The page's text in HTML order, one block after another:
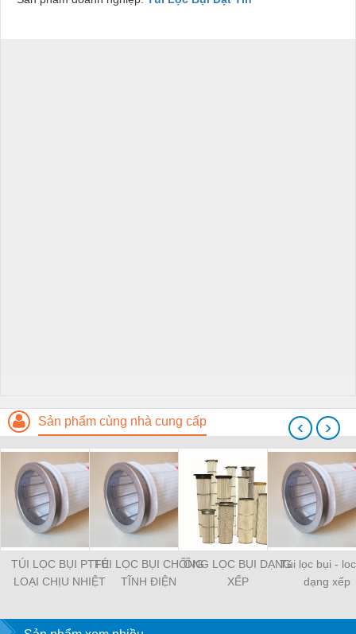
Sản phẩm cùng nhà cung cấp
TÚI LỌC BỤI PTFE
LOẠI CHỊU NHIỆT
TÚI LỌC BỤI CHỐNG
TĨNH ĐIỆN
ỐNG LỌC BỤI DẠNG
XẾP
Túi lọc bụi -
dạng xếp
‹ ›